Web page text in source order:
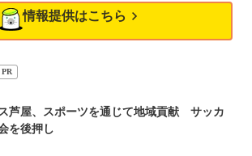
情報提供はこちら
PR
芦屋、スポーツを通じて地域貢献 サッカ
を後押し